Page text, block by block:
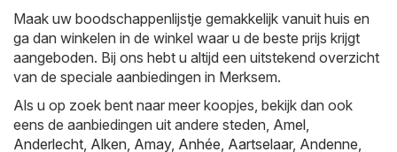
Maak uw boodschappenlijstje gemakkelijk vanuit huis en
ga dan winkelen in de winkel waar u de beste prijs krijgt
aangeboden. Bij ons hebt u altijd een uitstekend overzicht
van de speciale aanbiedingen in Merksem.
Als u op zoek bent naar meer koopjes, bekijk dan ook
eens de aanbiedingen uit andere steden, Amel
Anderlecht Alken Amay, Anhée Aartselaar, Andenne